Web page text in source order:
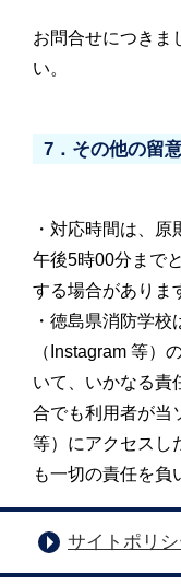
お問合せにつきま
い。
7．その他の留
・対応時間は、
午後5時00分まで
する場合がありま
・徳島県消防学
（Instagram 等）
いて、いかなる責
合でも利用者が当
等）にアクセスし
も一切の責任を負
サイトポリ